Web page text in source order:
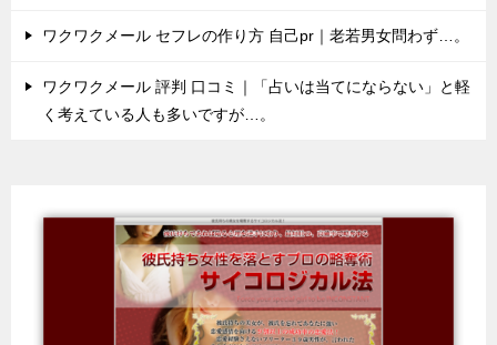
ワクワクメール セフレの作り方 自己pr｜老若男女問わず…。
ワクワクメール 評判 口コミ｜「占いは当てにならない」と軽
く考えている人も多いですが…。